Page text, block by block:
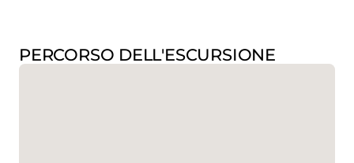
PERCORSO DELL'ESCURSIONE